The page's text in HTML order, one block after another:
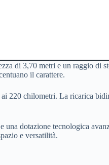
di 3,70 metri e un raggio di
il carattere.
220 chilometri. La ricarica
dotazione tecnologica
e versatilità.